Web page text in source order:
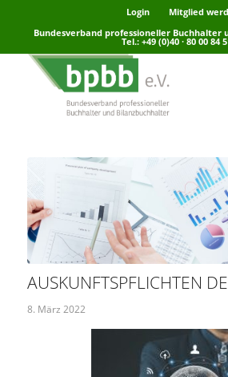
Login
Mitglied
Bundesverband professioneller Buchhalter
Tel.: +49 (0)40 · 80 00 84
AUSKUNFTSPFLICHTEN
8. März 2022